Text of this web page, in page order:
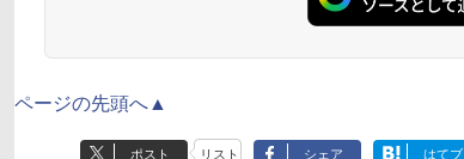
ページの先頭へ▲
ポスト リスト シェア はてブ